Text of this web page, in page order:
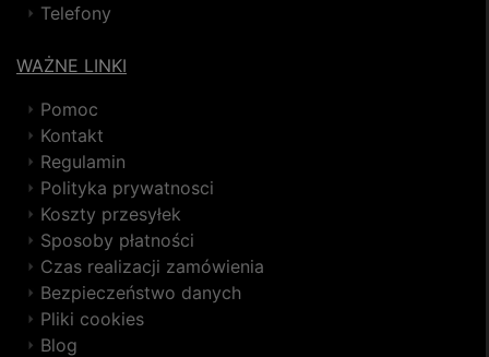
Telefony
WAŻNE LINKI
Pomoc
Kontakt
Regulamin
Polityka prywatnosci
Koszty przesyłek
Sposoby płatności
Czas realizacji zamówienia
Bezpieczeństwo danych
Pliki cookies
Blog